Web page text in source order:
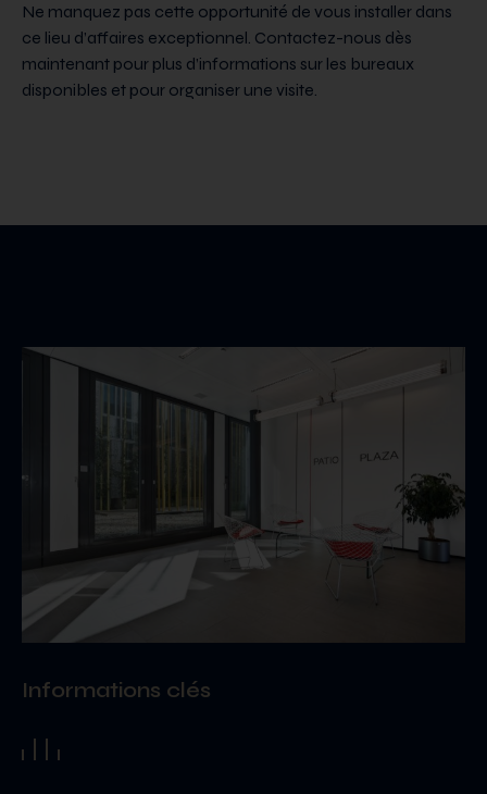
Ne manquez pas cette opportunité de vous installer dans
ce lieu d’affaires exceptionnel. Contactez-nous dès
maintenant pour plus d’informations sur les bureaux
disponibles et pour organiser une visite.
Informations clés